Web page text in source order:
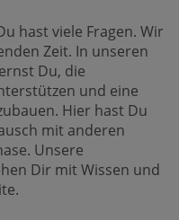
hast viele Fragen. Wir
Zeit. In unseren
Du, die
und eine
Hier hast Du
mit anderen
Unsere
Dir mit Wissen und